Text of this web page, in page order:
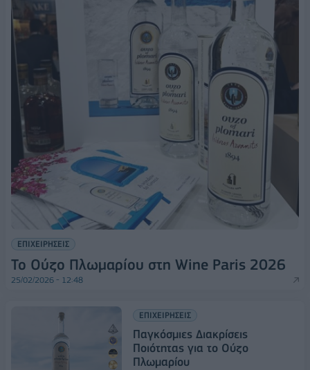
ΕΠΙΧΕΙΡΗΣΕΙΣ
Το Ούζο Πλωμαρίου στη Wine Paris 2026
25/02/2026 - 12:48
ΕΠΙΧΕΙΡΗΣΕΙΣ
Παγκόσμιες Διακρίσεις
Ποιότητας για το Ούζο
Πλωμαρίου